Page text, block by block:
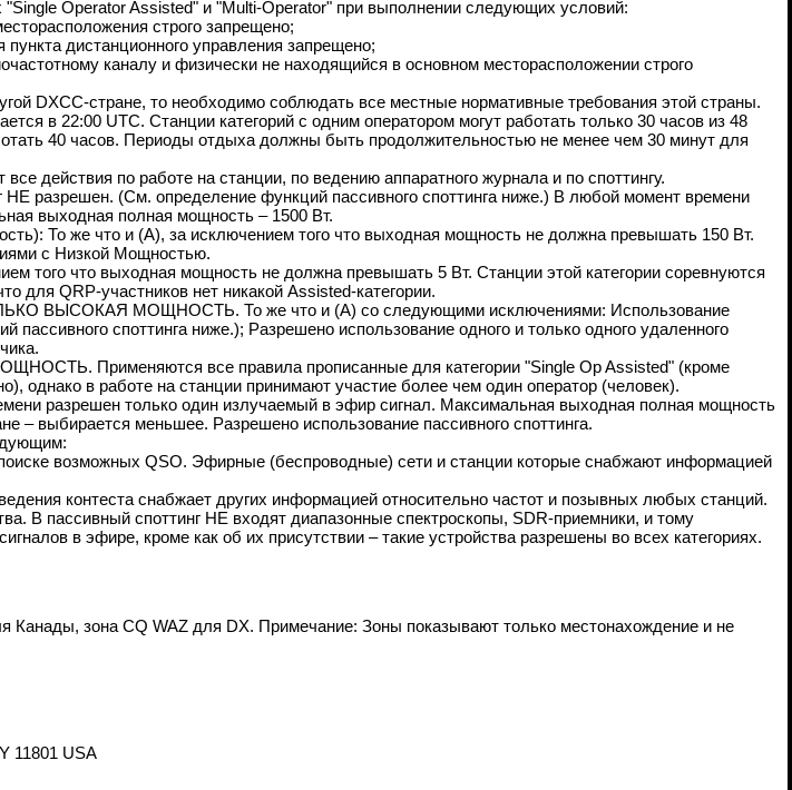
Operator Assisted" и "Multi-Operator" при выполнении следующих условий:
строго запрещено;
дистанционного управления запрещено;
каналу и физически не находящийся в основном месторасположении строго
DXCC-стране, то необходимо соблюдать все местные нормативные требования этой страны.
в 22:00 UTC. Станции категорий с одним оператором могут работать только 30 часов из 48
40 часов. Периоды отдыха должны быть продолжительностью не менее чем 30 минут для
действия по работе на станции, по ведению аппаратного журнала и по споттингу.
разрешен. (См. определение функций пассивного споттинга ниже.) В любой момент времени
выходная полная мощность – 1500 Вт.
То же что и (A), за исключением того что выходная мощность не должна превышать 150 Вт.
с Низкой Мощностью.
того что выходная мощность не должна превышать 5 Вт. Станции этой категории соревнуются
для QRP-участников нет никакой Assisted-категории.
ВЫСОКАЯ МОЩНОСТЬ. То же что и (A) со следующими исключениями: Использование
споттинга ниже.); Разрешено использование одного и только одного удаленного
Применяются все правила прописанные для категории "Single Op Assisted" (кроме
однако в работе на станции принимают участие более чем один оператор (человек).
разрешен только один излучаемый в эфир сигнал. Максимальная выходная полная мощность
– выбирается меньшее. Разрешено использование пассивного споттинга.
возможных QSO. Эфирные (беспроводные) сети и станции которые снабжают информацией
контеста снабжает других информацией относительно частот и позывных любых станций.
В пассивный споттинг НЕ входят диапазонные спектроскопы, SDR-приемники, и тому
в эфире, кроме как об их присутствии – такие устройства разрешены во всех категориях.
зона CQ WAZ для DX. Примечание: Зоны показывают только местонахождение и не
11801 USA